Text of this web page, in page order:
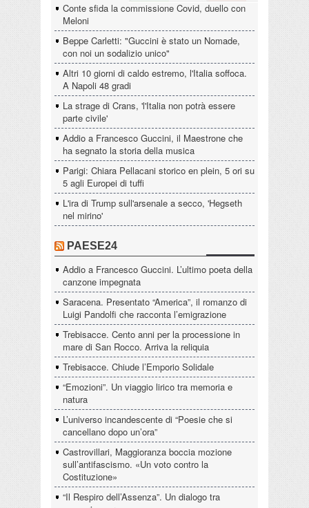
Conte sfida la commissione Covid, duello con
Meloni
Beppe Carletti: "Guccini è stato un Nomade,
con noi un sodalizio unico"
Altri 10 giorni di caldo estremo, l'Italia soffoca.
A Napoli 48 gradi
La strage di Crans, 'l'Italia non potrà essere
parte civile'
Addio a Francesco Guccini, il Maestrone che
ha segnato la storia della musica
Parigi: Chiara Pellacani storico en plein, 5 ori su
5 agli Europei di tuffi
L'ira di Trump sull'arsenale a secco, 'Hegseth
nel mirino'
PAESE24
Addio a Francesco Guccini. L’ultimo poeta della
canzone impegnata
Saracena. Presentato “America”, il romanzo di
Luigi Pandolfi che racconta l’emigrazione
Trebisacce. Cento anni per la processione in
mare di San Rocco. Arriva la reliquia
Trebisacce. Chiude l’Emporio Solidale
“Emozioni”. Un viaggio lirico tra memoria e
natura
L’universo incandescente di “Poesie che si
cancellano dopo un’ora”
Castrovillari, Maggioranza boccia mozione
sull’antifascismo. «Un voto contro la
Costituzione»
“Il Respiro dell’Assenza”. Un dialogo tra